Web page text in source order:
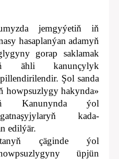
jemgyýetiň iň
hasaplanýan adamyň
gorap saklamak
ähli kanunçylyk
Şol sanda
howpsuzlygy hakynda»
Kanunynda ýol
kada-
edilýär.
çäginde ýol
üpjün